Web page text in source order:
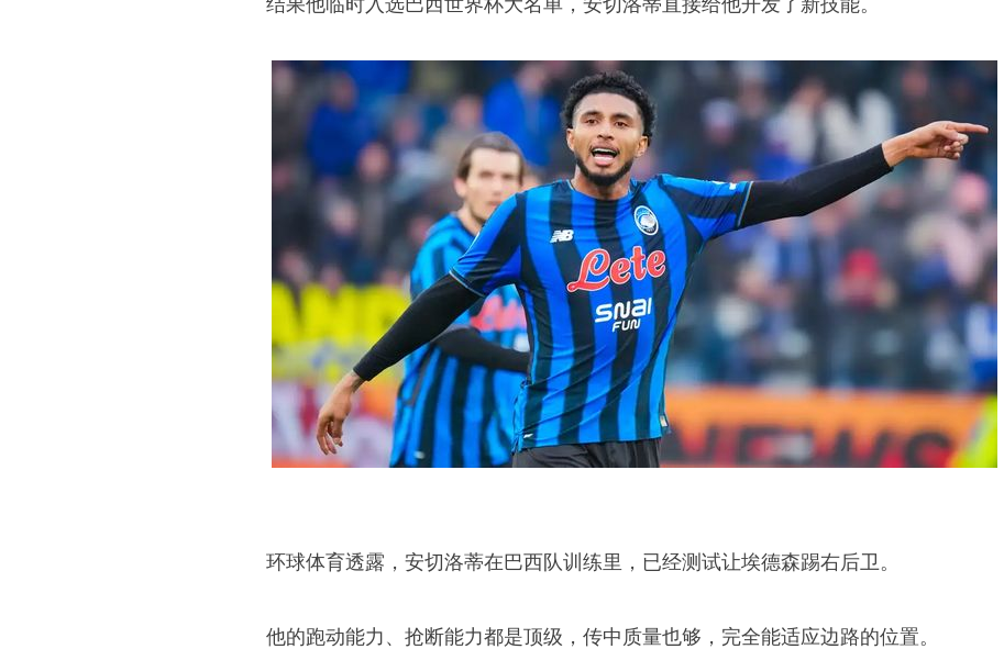
结果他临时入选巴西世界杯大名单，安切洛蒂直接给他开发了新技能。
环球体育透露，安切洛蒂在巴西队训练里，已经测试让埃德森踢右后卫。
他的跑动能力、抢断能力都是顶级，传中质量也够，完全能适应边路的位置。